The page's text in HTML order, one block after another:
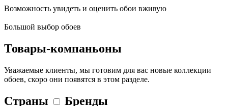
Возможность увидеть и оценить обои вживую
Большой выбор обоев
Товары-компаньоны
Уважаемые клиенты, мы готовим для вас новые коллекции
обоев, скоро они появятся в этом разделе.
Страны Бренды